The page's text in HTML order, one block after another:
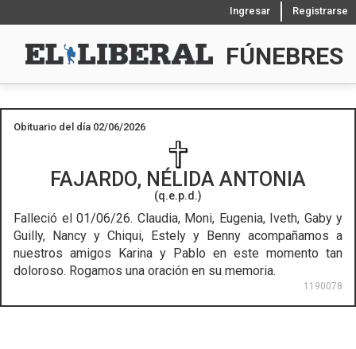
Ingresar Registrarse
FÚNEBRES
Obituario del día 02/06/2026
FAJARDO, NÉLIDA ANTONIA
(q.e.p.d.)
Falleció el 01/06/26. Claudia, Moni, Eugenia, Iveth, Gaby y
Guilly, Nancy y Chiqui, Estely y Benny acompañamos a
nuestros amigos Karina y Pablo en este momento tan
doloroso. Rogamos una oración en su memoria.
1190078